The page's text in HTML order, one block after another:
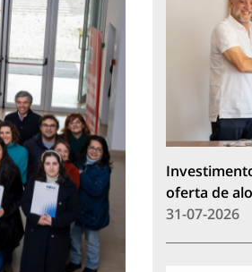
oferta de
31-07-2026